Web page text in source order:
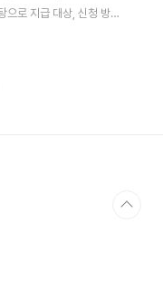
로 지급 대상, 신청 방법,
릴게요! 여러분, 요즘 '민
오늘은 7월 28일 월요일,